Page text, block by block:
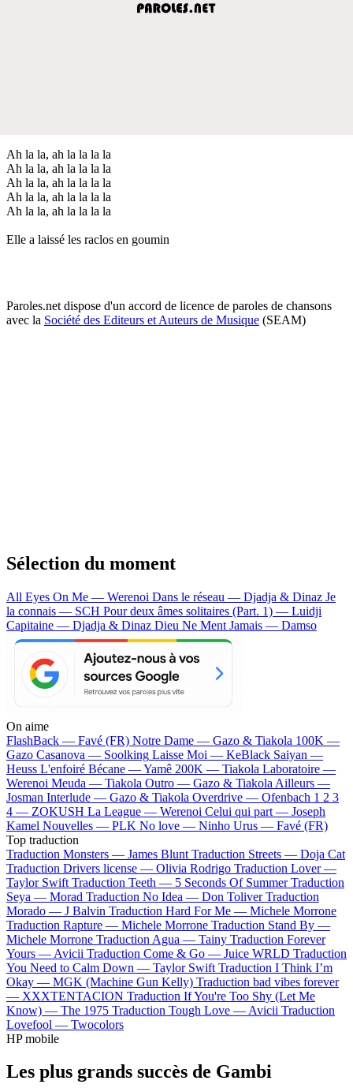
Ah la la, ah la la la la
Ah la la, ah la la la la
Ah la la, ah la la la la
Ah la la, ah la la la la
Ah la la, ah la la la la
Elle a laissé les raclos en goumin
Paroles.net dispose d'un accord de licence de paroles de chansons
avec la Société des Editeurs et Auteurs de Musique (SEAM)
Sélection du moment
All Eyes On Me — Werenoi Dans le réseau — Djadja & Dinaz Je
la connais — SCH Pour deux âmes solitaires (Part. 1) — Luidji
Capitaine — Djadja & Dinaz Dieu Ne Ment Jamais — Damso
On aime
FlashBack — Favé (FR) Notre Dame — Gazo & Tiakola 100K —
Gazo Casanova — Soolking Laisse Moi — KeBlack Saiyan —
Heuss L'enfoiré Bécane —Yamê 200K — Tiakola Laboratoire —
Werenoi Meuda — Tiakola Outro — Gazo & Tiakola Ailleurs —
Josman Interlude — Gazo & Tiakola Overdrive — Ofenbach 1 2 3
4 — ZOKUSH La League — Werenoi Celui qui part — Joseph
Kamel Nouvelles — PLK No love — Ninho Urus — Favé (FR)
Top traduction
Traduction Monsters — James Blunt Traduction Streets — Doja Cat
Traduction Drivers license — Olivia Rodrigo Traduction Lover —
Taylor Swift Traduction Teeth — 5 Seconds Of Summer Traduction
Seya — Morad Traduction No Idea — Don Toliver Traduction
Morado — J Balvin Traduction Hard For Me — Michele Morrone
Traduction Rapture — Michele Morrone Traduction Stand By —
Michele Morrone Traduction Agua — Tainy Traduction Forever
Yours — Avicii Traduction Come & Go — Juice WRLD Traduction
You Need to Calm Down — Taylor Swift Traduction I Think I’m
Okay — MGK (Machine Gun Kelly) Traduction bad vibes forever
— XXXTENTACION Traduction If You're Too Shy (Let Me
Know) — The 1975 Traduction Tough Love — Avicii Traduction
Lovefool — Twocolors
HP mobile
Les plus grands succès de Gambi